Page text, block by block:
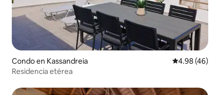
Condo en Kassandreia Calificación
4.98 (46)
Residencia etérea